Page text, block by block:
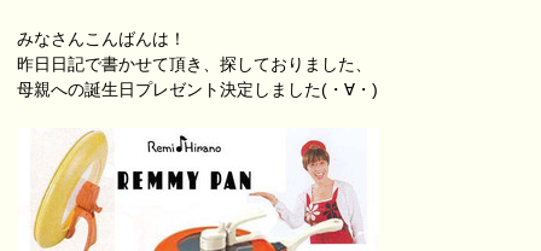
みなさんこんばんは！
昨日日記で書かせて頂き、探しておりました、
母親への誕生日プレゼント決定しました(・∀・)